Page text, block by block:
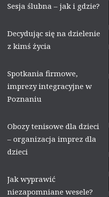
Sesja ślubna – jak i gdzie?
Decydując się na dzielenie
z kimś życia
Spotkania firmowe,
imprezy integracyjne w
Poznaniu
Obozy tenisowe dla dzieci
– organizacja imprez dla
dzieci
Jak wyprawić
niezapomniane wesele?